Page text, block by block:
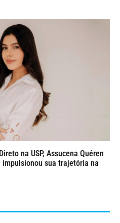
na USP, Assucena Quéren
impulsionou sua trajetória na